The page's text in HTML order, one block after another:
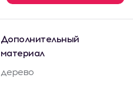
Дополнительный
материал
дерево